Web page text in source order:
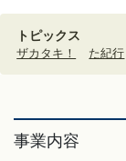
トピックス
ザカタキ！ た紀行
事業内容